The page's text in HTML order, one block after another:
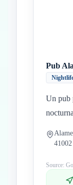
Pub
Un pub
Source: